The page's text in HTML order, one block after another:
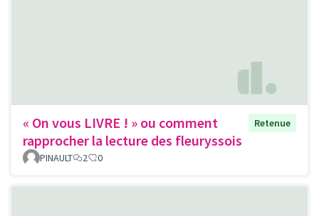
« On vous LIVRE ! » ou comment
rapprocher la lecture des fleuryssois
Retenue
PINAULT 2 0